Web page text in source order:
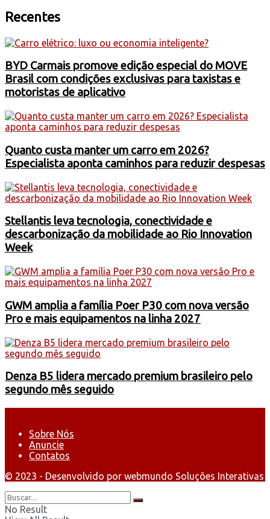
Recentes
BYD Carmais promove edição especial do MOVE
Brasil com condições exclusivas para taxistas e
motoristas de aplicativo
Quanto custa manter um carro em 2026?
Especialista aponta caminhos para reduzir despesas
Stellantis leva tecnologia, conectividade e
descarbonização da mobilidade ao Rio Innovation
Week
GWM amplia a família Poer P30 com nova versão
Pro e mais equipamentos na linha 2027
Denza B5 lidera mercado premium brasileiro pelo
segundo mês seguido
Sobre Nós
Anuncie
Contatos
© 2023 - Desenvolvido por webmundo Soluções Interativas
No Result